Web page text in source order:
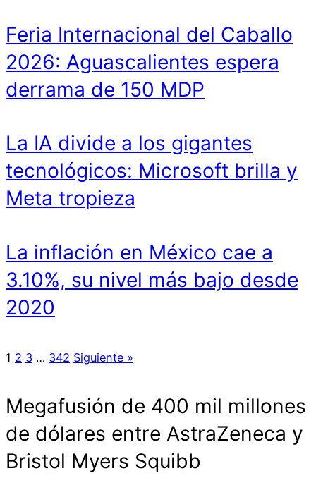
Feria Internacional del Caballo
2026: Aguascalientes espera
derrama de 150 MDP
La IA divide a los gigantes
tecnológicos: Microsoft brilla y
Meta tropieza
La inflación en México cae a
3.10%, su nivel más bajo desde
2020
1 2 3 … 342 Siguiente »
Megafusión de 400 mil millones
de dólares entre AstraZeneca y
Bristol Myers Squibb